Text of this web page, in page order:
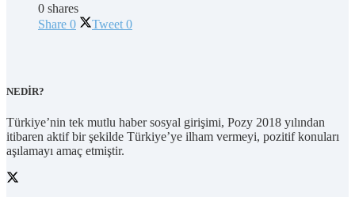
0 shares
Share 0 Tweet 0
NEDİR?
Türkiye’nin tek mutlu haber sosyal girişimi, Pozy 2018 yılından
itibaren aktif bir şekilde Türkiye’ye ilham vermeyi, pozitif konuları
aşılamayı amaç etmiştir.